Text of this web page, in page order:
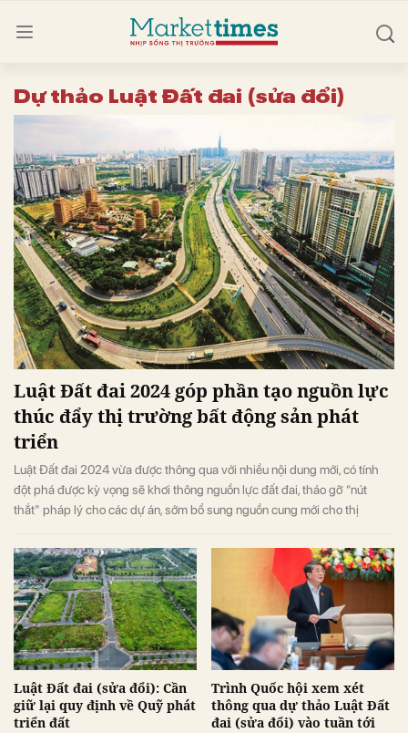
Dự thảo Luật Đất đai (sửa đổi)
Luật Đất đai 2024 góp phần tạo nguồn lực
thúc đẩy thị trường bất động sản phát
triển
Luật Đất đai 2024 vừa được thông qua với nhiều nội dung mới, có tính
đột phá được kỳ vọng sẽ khơi thông nguồn lực đất đai, tháo gỡ “nút
thắt" pháp lý cho các dự án, sớm bổ sung nguồn cung mới cho thị
theo hướng an toàn, lành mạnh, bền vững.
Luật Đất đai (sửa đổi): Cần
giữ lại quy định về Quỹ phát
triển đất
Trình Quốc hội xem xét
thông qua dự thảo Luật Đất
đai (sửa đổi) vào tuần tới